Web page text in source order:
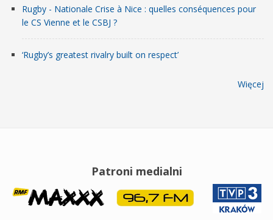
Rugby - Nationale Crise à Nice : quelles conséquences pour
le CS Vienne et le CSBJ ?
‘Rugby’s greatest rivalry built on respect’
Więcej
Patroni medialni